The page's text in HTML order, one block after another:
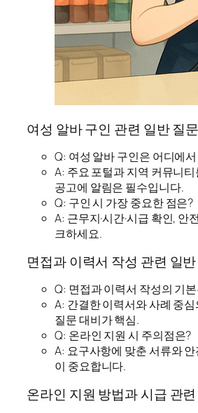
여성 알바 구인 관련 일반 질문
Q: 여성 알바 구인은 어디에
A: 주요 포털과 지역 커뮤니
공고에 알림은 필수입니다.
Q: 구인 시 가장 중요한 점은?
A: 근무지·시간·시급 확인, 안
크하세요.
면접과 이력서 작성 관련 일
Q: 면접과 이력서 작성의 기
A: 간결한 이력서와 사례 중
질문 대비가 핵심.
Q: 온라인 지원 시 주의점은?
A: 요구사항에 맞춘 서류와
이 중요합니다.
온라인 지원 방법과 시급 관